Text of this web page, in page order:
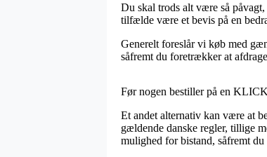
Du skal trods alt være så
tilfælde være et bevis på en
Generelt foreslår vi køb med
såfremt du foretrækker at
Før nogen bestiller på en
Et andet alternativ kan være at
gældende danske regler, tillige
mulighed for bistand, såfremt